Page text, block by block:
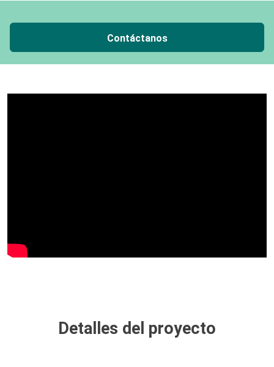
Contáctanos
Detalles del proyecto